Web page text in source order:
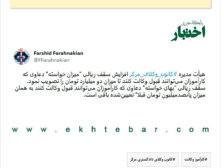
کارآموز وکالت کانون وکلای دادگستری مرکز